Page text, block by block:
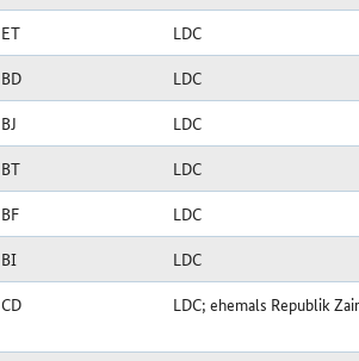
ET
LDC
BD
LDC
BJ
LDC
BT
LDC
BF
LDC
BI
LDC
CD LDC; ehemals Republik